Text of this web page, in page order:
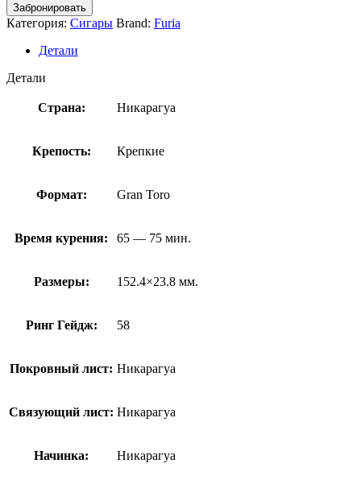
Забронировать
Категория: Сигары Brand: Furia
Детали
Детали
Страна: Никарагуа
Крепость: Крепкие
Формат: Gran Toro
Время курения: 65 — 75 мин.
Размеры: 152.4×23.8 мм.
Ринг Гейдж: 58
Покровный лист: Никарагуа
Связующий лист: Никарагуа
Начинка: Hикарагуа